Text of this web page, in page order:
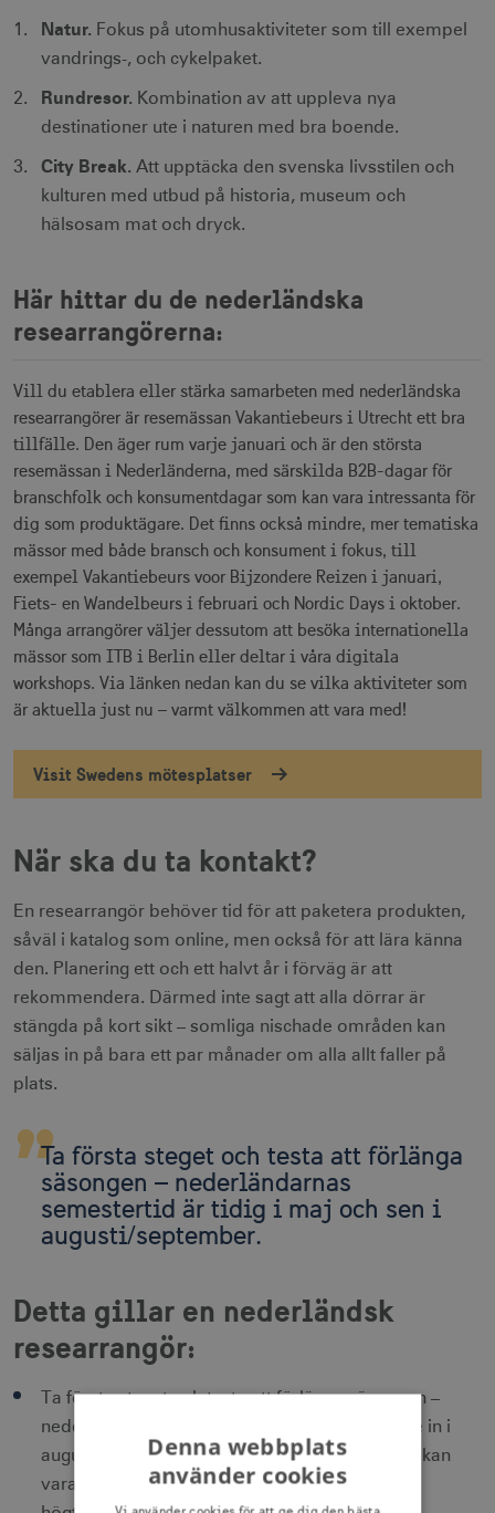
Natur. Fokus på utomhusaktiviteter som till exempel
vandrings-,­ och cykelpaket.
Rundresor. Kombination av att uppleva nya
destinationer ute i naturen med bra boende.
City Break. Att upptäcka den svenska livsstilen och
kulturen med utbud på historia, museum och
hälsosam mat och dryck.
Här hittar du de nederländska
researrangörerna:
Vill du etablera eller stärka samarbeten med nederländska
researrangörer är resemässan Vakantiebeurs i Utrecht ett bra
tillfälle. Den äger rum varje januari och är den största
resemässan i Nederländerna, med särskilda B2B-dagar för
branschfolk och konsumentdagar som kan vara intressanta för
dig som produktägare. Det finns också mindre, mer tematiska
mässor med både bransch och konsument i fokus, till
exempel Vakantiebeurs voor Bijzondere Reizen i januari,
Fiets- en Wandelbeurs i februari och Nordic Days i oktober.
Många arrangörer väljer dessutom att besöka internationella
mässor som ITB i Berlin eller deltar i våra digitala
workshops. Via länken nedan kan du se vilka aktiviteter som
är aktuella just nu – varmt välkommen att vara med!
Visit Swedens mötesplatser
När ska du ta kontakt?
En researrangör behöver tid för att paketera produkten,
såväl i katalog som online, men också för att lära känna
den. Planering ett och ett halvt år i förväg är att
rekommendera. Därmed inte sagt att alla dörrar är
stängda på kort sikt – somliga nischade områden kan
säljas in på bara ett par månader om alla allt faller på
plats.
Ta första steget och testa att förlänga
säsongen – nederländarnas
semestertid är tidig i maj och sen i
augusti/september.
Detta gillar en nederländsk
researrangör:
Ta första steget och testa att förlänga säsongen –
nederländarnas semestertid sträcker sig längre in i
augusti men de har även en majsemester som kan
vara upp till två veckor beroende på hur olika
Denna webbplats
använder cookies